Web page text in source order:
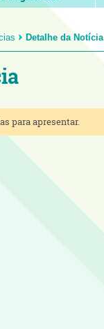
Detalhe da Notícia
para apresentar.